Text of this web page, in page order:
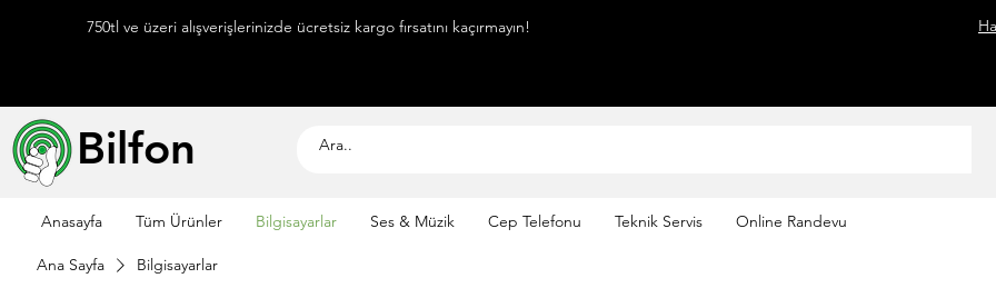
750tl ve üzeri alışverişlerinizde ücretsiz kargo fırsatını kaçırmayın!
Bilfon
Anasayfa Tüm Ürünler Bilgisayarlar Ses & Müzik Cep Telefonu Teknik Servis Online Randevu
Ana Sayfa Bilgisayarlar